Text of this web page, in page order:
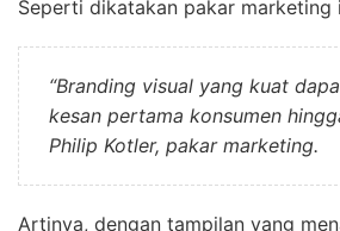
Seperti dikatakan pakar marketing
“Branding visual yang kuat
kesan pertama konsumen
Philip Kotler, pakar marketing.
Artinya, dengan tampilan yang